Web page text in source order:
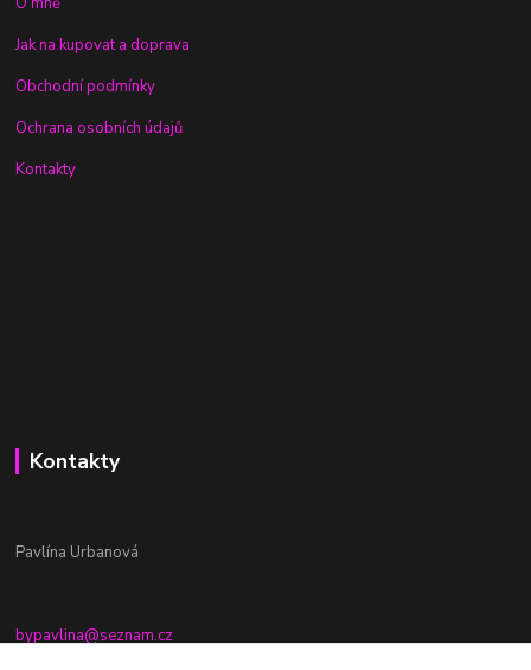
Jak na kupovat a doprava
Obchodní podmínky
Ochrana osobních údajů
Kontakty
Kontakty
Pavlína Urbanová
bypavlina@seznam.cz